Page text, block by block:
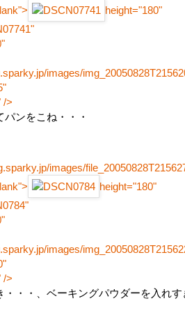
height="180"
images/
/>
パンをこね・・・
images/
height="180"
images/
/>
・・・、ベーキングパウダーを入れす